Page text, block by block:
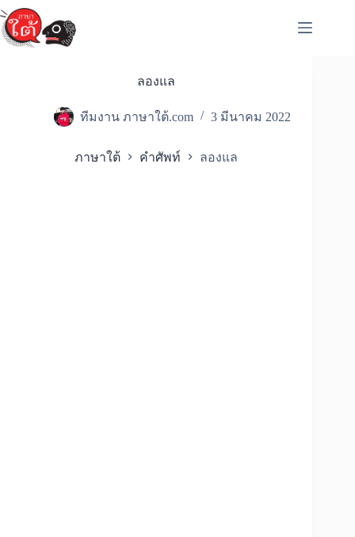
Skip
to
content
ลองแล
ทีมงาน ภาษาใต้.com 3 มีนาคม 2022
ภาษาใต้ คำศัพท์ ลองแล